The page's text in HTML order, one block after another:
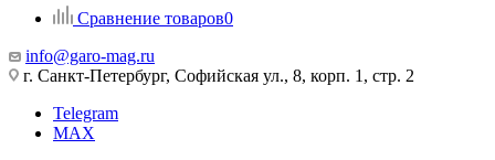
Сравнение товаров0
info@garo-mag.ru
г. Санкт-Петербург, Софийская ул., 8, корп. 1, стр. 2
Telegram
MAX